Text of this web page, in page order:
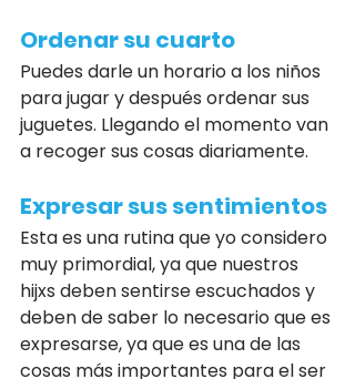
Ordenar su cuarto
Puedes darle un horario a los niños
para jugar y después ordenar sus
juguetes. Llegando el momento van
a recoger sus cosas diariamente.
Expresar sus sentimientos
Esta es una rutina que yo considero
muy primordial, ya que nuestros
hijxs deben sentirse escuchados y
deben de saber lo necesario que es
expresarse, ya que es una de las
cosas más importantes para el ser